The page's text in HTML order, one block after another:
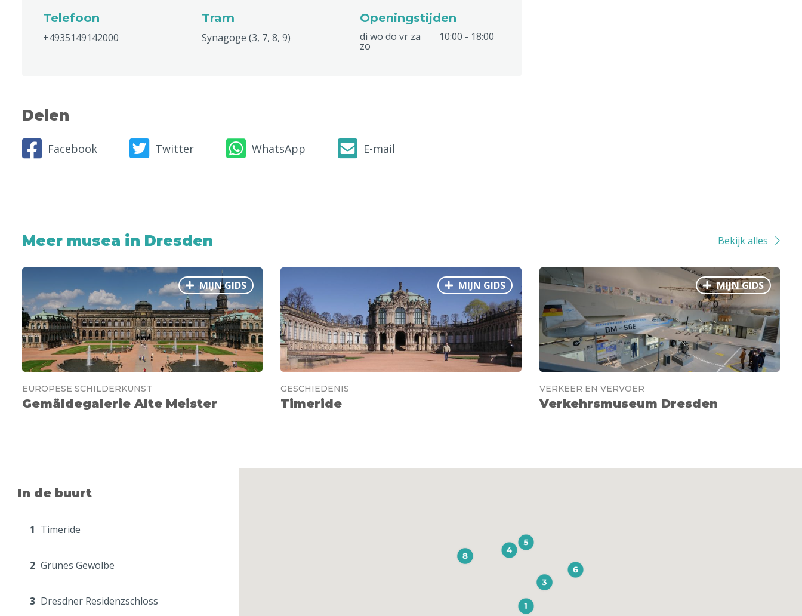
Telefoon
+4935149142000
Tram
Synagoge (3, 7, 8, 9)
Openingstijden
di wo do vr za
zo
10:00 - 18:00
Delen
Facebook Twitter WhatsApp E-mail
Meer musea in Dresden Bekijk alles
MIJN GIDS
EUROPESE SCHILDERKUNST
Gemäldegalerie Alte Meister
MIJN GIDS
GESCHIEDENIS
Timeride
MIJN GIDS
VERKEER EN VERVOER
Verkehrsmuseum Dresden
In de buurt
1 Timeride
2 Grünes Gewölbe
3 Dresdner Residenzschloss